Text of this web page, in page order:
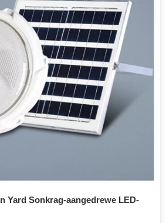
Yard Sonkrag-aangedrewe LED-